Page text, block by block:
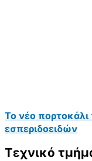
Το νέο
εσπεριδοειδών
Τεχνικό